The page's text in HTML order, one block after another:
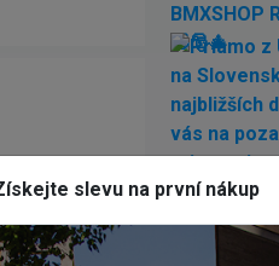
slevu na první nákup